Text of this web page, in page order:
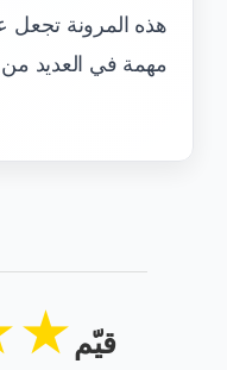
هذه المرونة تجعل
مهمة في العديد
قيّم★